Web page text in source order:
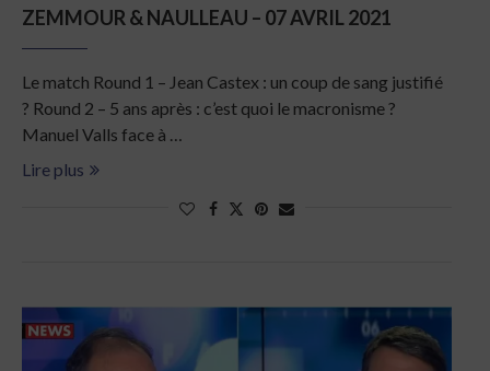
ZEMMOUR & NAULLEAU – 07 AVRIL 2021
Le match Round 1 – Jean Castex : un coup de sang justifié
? Round 2 – 5 ans après : c’est quoi le macronisme ?
Manuel Valls face à …
Lire plus